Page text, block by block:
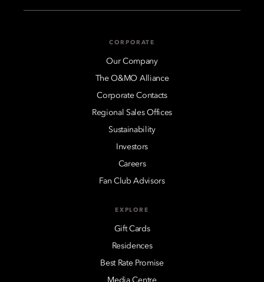
CORPORATE
Our Company
The O&MO Alliance
Corporate Contacts
Regional Sales Offices
Sustainability
Investors
Careers
Fan Club Advisors
EXPLORE
Gift Cards
Residences
Best Rate Promise
Media Centre